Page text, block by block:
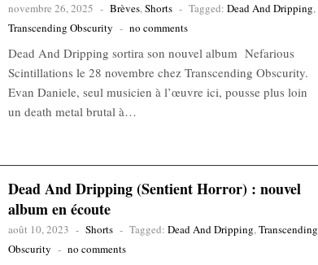
novembre 26, 2025 - Brèves,Shorts - Tagged: Dead And Dripping,
Transcending Obscurity - no comments
Dead And Dripping sortira son nouvel album Nefarious
Scintillations le 28 novembre chez Transcending Obscurity.
Evan Daniele, seul musicien à l’œuvre ici, pousse plus loin
un death metal brutal à…
Dead And Dripping (Sentient Horror) : nouvel
album en écoute
août 10, 2023 - Shorts - Tagged: Dead And Dripping,Transcending
Obscurity - no comments